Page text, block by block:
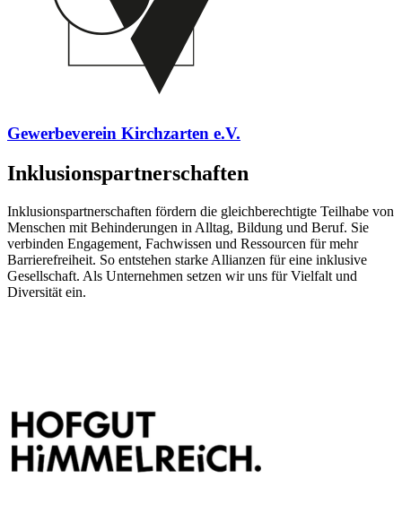
Gewerbeverein Kirchzarten e.V.
Inklusionspartnerschaften
Inklusionspartnerschaften fördern die gleichberechtigte Teilhabe von
Menschen mit Behinderungen in Alltag, Bildung und Beruf. Sie
verbinden Engagement, Fachwissen und Ressourcen für mehr
Barrierefreiheit. So entstehen starke Allianzen für eine inklusive
Gesellschaft. Als Unternehmen setzen wir uns für Vielfalt und
Diversität ein.